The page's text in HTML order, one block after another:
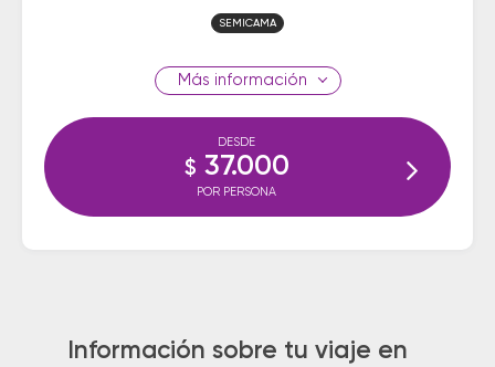
SEMICAMA
información
DESDE
$ 37.000
POR PERSONA
Información sobre tu viaje en